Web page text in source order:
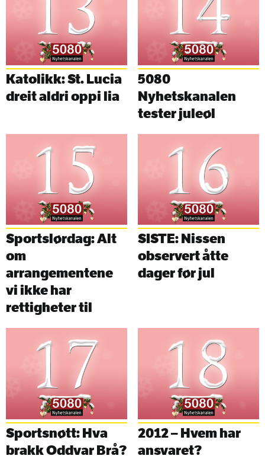
Katolikk: St. Lucia
dreit aldri oppi lia
5080
Nyhetskanalen
tester juleøl
Sportslørdag: Alt
om
arrangementene
vi ikke har
rettigheter til
SISTE: Nissen
observert åtte
dager før jul
Sportsnøtt: Hva
brakk Oddvar Brå?
2012 – Hvem har
ansvaret?